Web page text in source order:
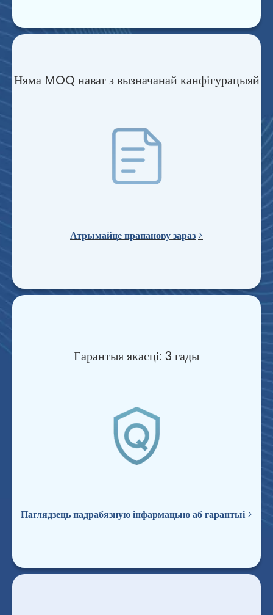
Няма MOQ нават з вызначанай канфігурацыяй
Атрымайце прапанову зараз >
Гарантыя якасці: 3 гады
Паглядзець падрабязную інфармацыю аб гарантыі >